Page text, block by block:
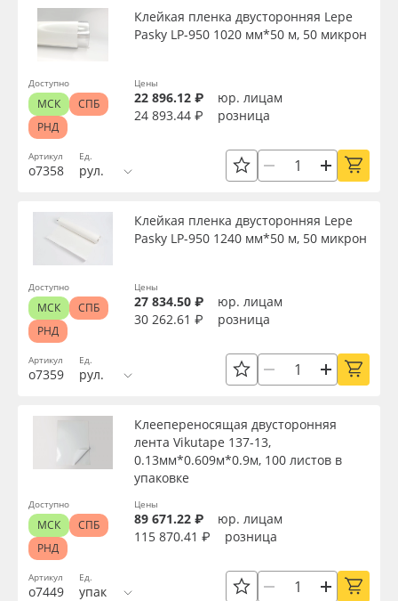
Вспененный ПВХ
Баннер
Заготовки для сувениров
Производитель
Серия
Назначение
Доступность
Применить
Сбросить фильтр
Артикул
о7358
Клейкая пленка двусторонняя Lepe
Pasky LP-950 1020 мм*50 м, 50 микрон
Ед.
рул.
Цены
22 896.12 ₽
юр. лицам
24 893.44 ₽
розница
Доступно
МСК
СПБ
РНД
Артикул
о7359
Клейкая пленка двусторонняя Lepe
Pasky LP-950 1240 мм*50 м, 50 микрон
Ед.
рул.
Цены
27 834.50 ₽
юр. лицам
30 262.61 ₽
розница
Доступно
МСК
СПБ
РНД
Артикул
о7449
Клеепереносящая двусторонняя
лента Vikutape 137-13,
0.13мм*0.609м*0.9м, 100 листов в
упаковке
Ед.
упак
Цены
89 671.22 ₽
юр. лицам
115 870.41 ₽
розница
Доступно
МСК
СПБ
РНД